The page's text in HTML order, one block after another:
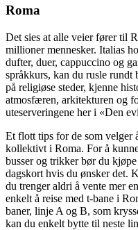
Roma
Det sies at alle veier fører til
millioner mennesker. Italias
dufter, duer, cappuccino og
språkkurs, kan du rusle rundt
på religiøse steder, kjenne
atmosfæren, arkitekturen og
uteserveringene her i «Den
Et flott tips for de som velger
kollektivt i Roma. For å
busser og trikker bør du
dagskort hvis du ønsker det.
du trenger aldri å vente mer
enkelt å reise med t-bane i
baner, linje A og B, som
kan du enkelt bytte til neste